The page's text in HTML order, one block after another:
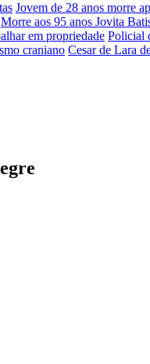
Jovem de 28 anos morre
Morre aos 95 anos Jovita
em propriedade Policial
craniano Cesar de Lara